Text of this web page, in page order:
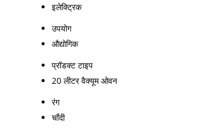
इलेक्ट्रिक
उपयोग
औद्योगिक
प्रॉडक्ट टाइप
20 लीटर वैक्यूम ओवन
रंग
चाँदी